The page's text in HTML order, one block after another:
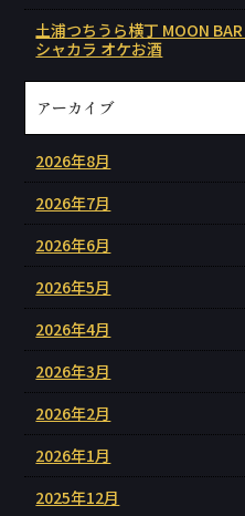
土浦つちうら横丁 MOON
シャカラ オケお酒
アーカイブ
2026年8月
2026年7月
2026年6月
2026年5月
2026年4月
2026年3月
2026年2月
2026年1月
2025年12月